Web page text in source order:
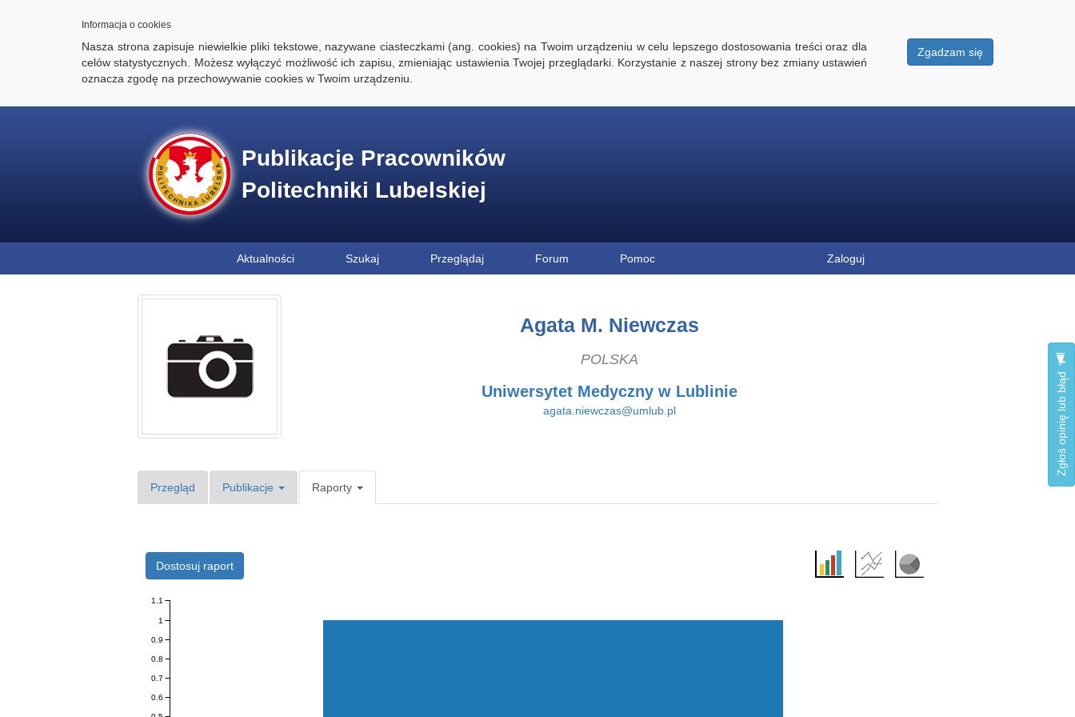
Informacja o cookies
Zgadzam się
Nasza strona zapisuje niewielkie pliki tekstowe, nazywane ciasteczkami (ang. cookies) na Twoim urządzeniu w celu lepszego dostosowania treści oraz dla
celów statystycznych. Możesz wyłączyć możliwość ich zapisu, zmieniając ustawienia Twojej przeglądarki. Korzystanie z naszej strony bez zmiany ustawień
oznacza zgodę na przechowywanie cookies w Twoim urządzeniu.
Publikacje Pracowników
Politechniki Lubelskiej
Aktualności Szukaj Przeglądaj Forum Pomoc Zaloguj
Zgłoś opinię lub błąd
Agata M. Niewczas
POLSKA
Uniwersytet Medyczny w Lublinie
agata.niewczas@umlub.pl
Przegląd Publikacje Raporty
Dostosuj raport
0.6
0.7
0.8
0.9
1
1.1